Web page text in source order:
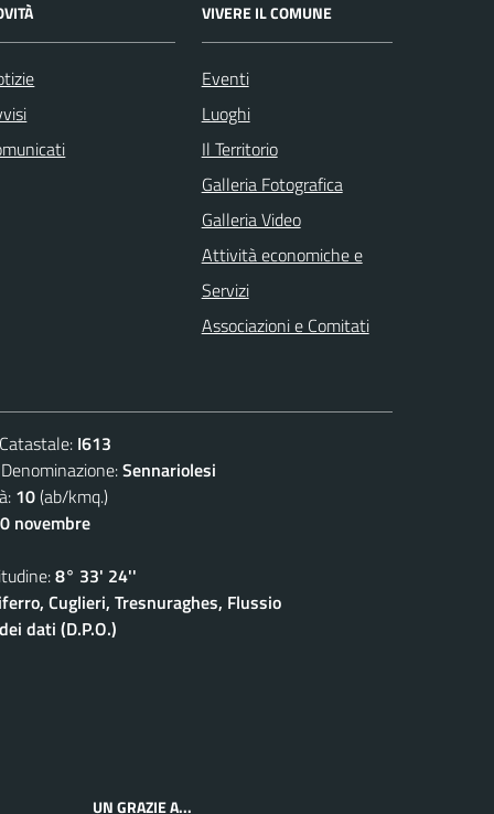
VIVERE IL COMUNE
Eventi
Luoghi
Il Territorio
Galleria Fotografica
Galleria Video
Attività economiche e
Servizi
Associazioni e Comitati
I613
Sennariolesi
10(ab/kmq.)
novembre
8° 33' 24''
Cuglieri, Tresnuraghes, Flussio
dati (D.P.O.)
UN GRAZIE A...